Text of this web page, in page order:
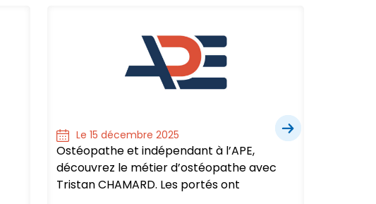
Le 15 décembre 2025
Ostéopathe et indépendant à l’APE,
découvrez le métier d’ostéopathe avec
Tristan CHAMARD. Les portés ont